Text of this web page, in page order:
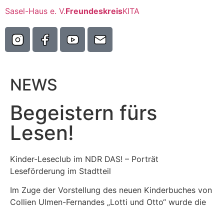
Sasel-Haus e. V.FreundeskreisKITA
NEWS
Begeistern fürs
Lesen!
Kinder-Leseclub im NDR DAS! – Porträt
Leseförderung im Stadtteil
Im Zuge der Vorstellung des neuen Kinderbuches von
Collien Ulmen-Fernandes „Lotti und Otto“ wurde die